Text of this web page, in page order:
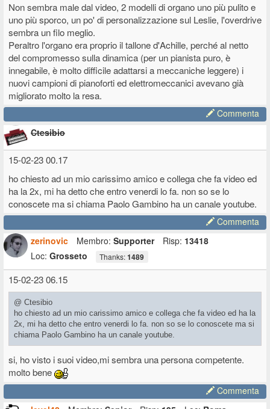
Non sembra male dal video, 2 modelli di organo uno più pulito e
uno più sporco, un po' di personalizzazione sul Leslie, l'overdrive
sembra un filo meglio.
Peraltro l'organo era proprio il tallone d'Achille, perché al netto
del compromesso sulla dinamica (per un pianista puro, è
innegabile, è molto difficile adattarsi a meccaniche leggere) i
nuovi campioni di pianoforti ed elettromeccanici avevano già
migliorato molto la resa.
Commenta
Ctesibio
15-02-23 00.17
ho chiesto ad un mio carissimo amico e collega che fa video ed
ha la 2x, mi ha detto che entro venerdi lo fa. non so se lo
conoscete ma si chiama Paolo Gambino ha un canale youtube.
Commenta
zerinovic
Membro: Supporter Risp: 13418
Loc: Grosseto Thanks:1489
15-02-23 06.15
@ Ctesibio
ho chiesto ad un mio carissimo amico e collega che fa video ed ha la
2x, mi ha detto che entro venerdi lo fa. non so se lo conoscete ma si
chiama Paolo Gambino ha un canale youtube.
si, ho visto i suoi video,mi sembra una persona competente.
molto bene
Commenta